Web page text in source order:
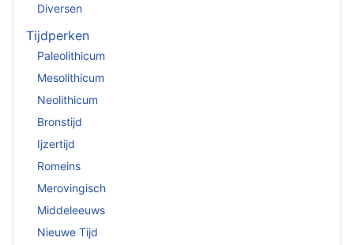
Diversen
Tijdperken
Paleolithicum
Mesolithicum
Neolithicum
Bronstijd
Ijzertijd
Romeins
Merovingisch
Middeleeuws
Nieuwe Tijd